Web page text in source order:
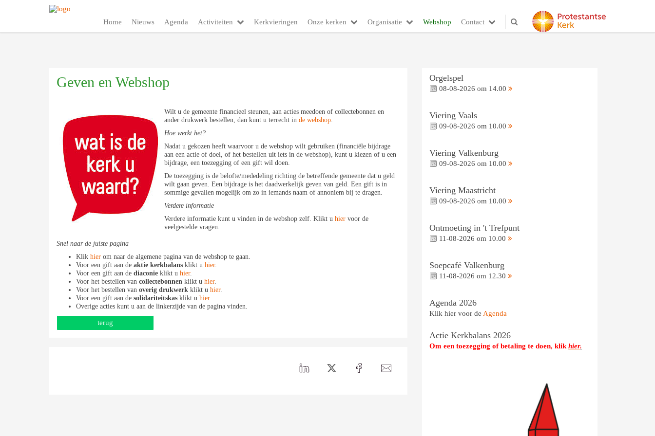
Home Nieuws Agenda Activiteiten Kerkvieringen Onze kerken Organisatie Webshop Contact
Geven en Webshop
Wilt u de gemeente financieel steunen, aan acties meedoen of collectebonnen en
ander drukwerk bestellen, dan kunt u terrecht in de webshop.
Hoe werkt het?
Nadat u gekozen heeft waarvoor u de webshop wilt gebruiken (financiële bijdrage
aan een actie of doel, of het bestellen uit iets in de webshop), kunt u kiezen of u een
bijdrage, een toezegging of een gift wil doen.
De toezegging is de belofte/mededeling richting de betreffende gemeente dat u geld
wilt gaan geven. Een bijdrage is het daadwerkelijk geven van geld. Een gift is in
sommige gevallen mogelijk om zo in iemands naam of annoniem bij te dragen.
Verdere informatie
Verdere informatie kunt u vinden in de webshop zelf. Klikt u hier voor de
veelgestelde vragen.
Snel naar de juiste pagina
Klik hier om naar de algemene pagina van de webshop te gaan.
Voor een gift aan de aktie kerkbalans klikt u hier.
Voor een gift aan de diaconie klikt u hier.
Voor het bestellen van collectebonnen klikt u hier.
Voor het bestellen van overig drukwerk klikt u hier.
Voor een gift aan de solidariteitskas klikt u hier.
Overige acties kunt u aan de linkerzijde van de pagina vinden.
terug
Orgelspel
08-08-2026 om 14.00
Viering Vaals
09-08-2026 om 10.00
Viering Valkenburg
09-08-2026 om 10.00
Viering Maastricht
09-08-2026 om 10.00
Ontmoeting in 't Trefpunt
11-08-2026 om 10.00
Soepcafé Valkenburg
11-08-2026 om 12.30
Agenda 2026
Klik hier voor de Agenda
Actie Kerkbalans 2026
Om een toezegging of betaling te doen, klikhier.